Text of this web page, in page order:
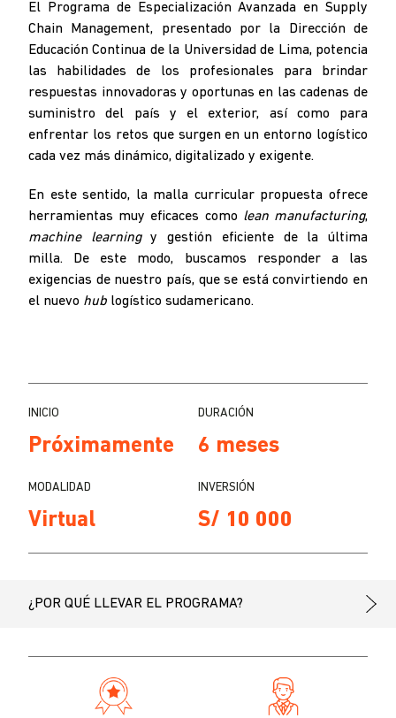
El Programa de Especialización Avanzada en Supply
Chain Management, presentado por la Dirección de
Educación Continua de la Universidad de Lima, potencia
las habilidades de los profesionales para brindar
respuestas innovadoras y oportunas en las cadenas de
suministro del país y el exterior, así como para
enfrentar los retos que surgen en un entorno logístico
cada vez más dinámico, digitalizado y exigente.
En este sentido, la malla curricular propuesta ofrece
herramientas muy eficaces como lean manufacturing,
machine learningy gestión eficiente de la última
milla. De este modo, buscamos responder a las
exigencias de nuestro país, que se está convirtiendo en
el nuevo hub logístico sudamericano.
INICIO
Próximamente
DURACIÓN
6 meses
MODALIDAD
Virtual
INVERSIÓN
S/ 10 000
¿POR QUÉ LLEVAR EL PROGRAMA?